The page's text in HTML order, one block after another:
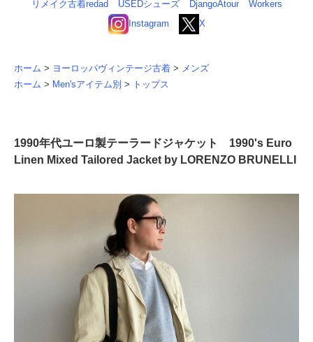
リメイク古着redad
USEDシューズ DjangoAtour
Workers
Instagram
X
ホーム > ヨーロッパヴィンテージ古着 > メンズ
ホーム > Men'sアイテム別 > トップス
1990年代ユーロ製テーラードジャケット 1990's Euro
Linen Mixed Tailored Jacket by LORENZO BRUNELLI